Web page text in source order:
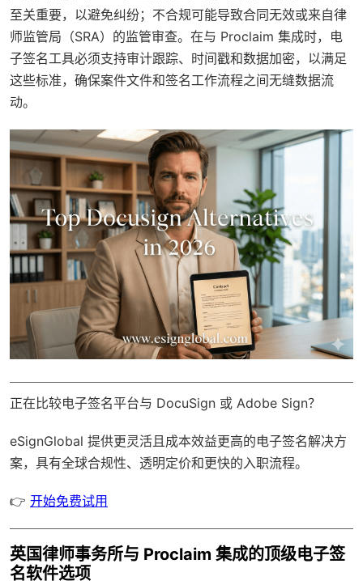
至关重要，以避免纠纷；不合规可能导致合同无效或来自律
师监管局（SRA）的监管审查。在与 Proclaim 集成时，电
子签名工具必须支持审计跟踪、时间戳和数据加密，以满足
这些标准，确保案件文件和签名工作流程之间无缝数据流
动。
正在比较电子签名平台与 DocuSign 或 Adobe Sign？
eSignGlobal 提供更灵活且成本效益更高的电子签名解决方
案，具有全球合规性、透明定价和更快的入职流程。
👉 开始免费试用
英国律师事务所与 Proclaim 集成的顶级电子签
名软件选项